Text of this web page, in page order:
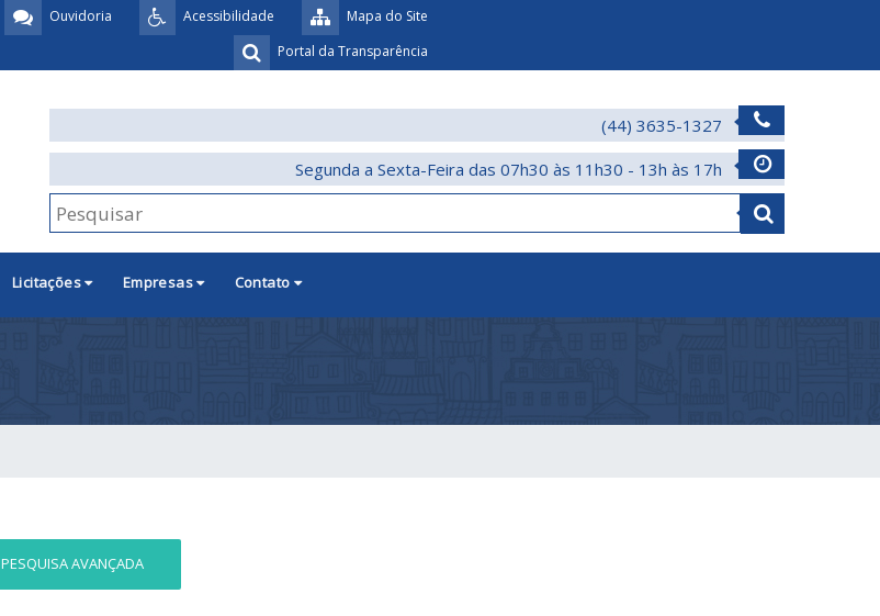
Mapa do Site
Acessibilidade
Ouvidoria
Portal da Transparência
(44) 3635-1327
Segunda a Sexta-Feira das 07h30 às 11h30 - 13h às 17h
Licitações Empresas Contato
PESQUISA AVANÇADA